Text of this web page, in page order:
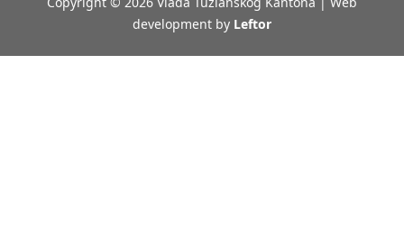
development by Leftor